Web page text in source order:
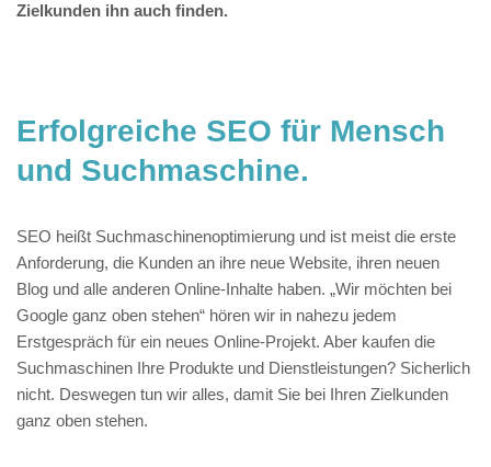
Zielkunden ihn auch finden.
Erfolgreiche SEO für Mensch
und Suchmaschine.
SEO heißt Suchmaschinenoptimierung und ist meist die erste
Anforderung, die Kunden an ihre neue Website, ihren neuen
Blog und alle anderen Online-Inhalte haben. „Wir möchten bei
Google ganz oben stehen“ hören wir in nahezu jedem
Erstgespräch für ein neues Online-Projekt. Aber kaufen die
Suchmaschinen Ihre Produkte und Dienstleistungen? Sicherlich
nicht. Deswegen tun wir alles, damit Sie bei Ihren Zielkunden
ganz oben stehen.